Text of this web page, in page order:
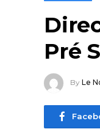
Pré
By Le